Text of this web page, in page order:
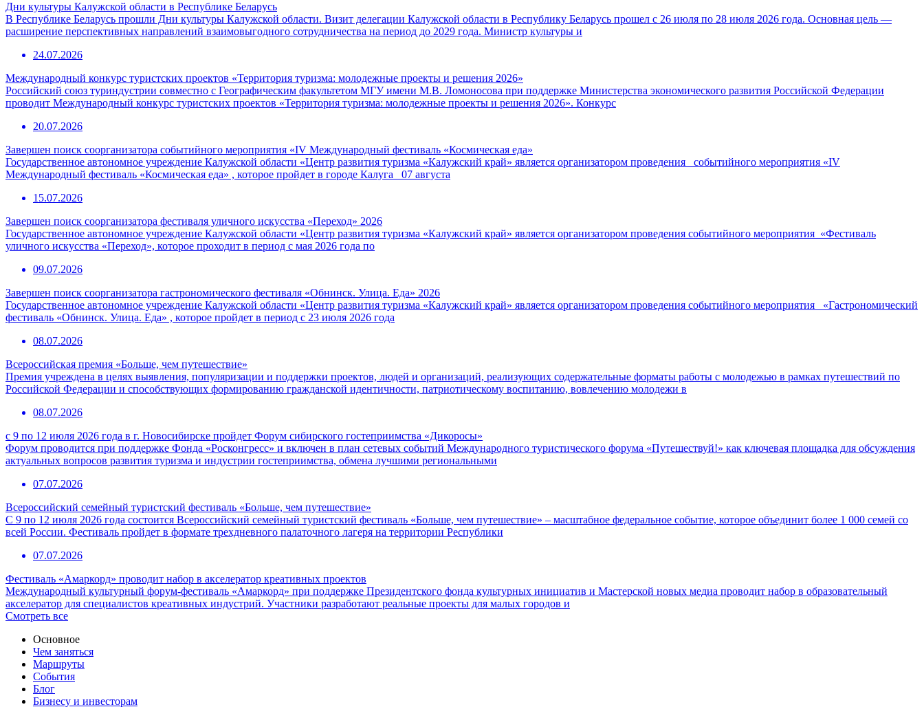
Дни культуры Калужской области в Республике Беларусь
В Республике Беларусь прошли Дни культуры Калужской области. Визит делегации Калужской области в Республику Беларусь прошел с 26 июля по 28 июля 2026 года. Основная цель —
расширение перспективных направлений взаимовыгодного сотрудничества на период до 2029 года. Министр культуры и
24.07.2026
Международный конкурс туристских проектов «Территория туризма: молодежные проекты и решения 2026»
Российский союз туриндустрии совместно с Географическим факультетом МГУ имени М.В. Ломоносова при поддержке Министерства экономического развития Российской Федерации
проводит Международный конкурс туристских проектов «Территория туризма: молодежные проекты и решения 2026». Конкурс
20.07.2026
Завершен поиск соорганизатора событийного мероприятия «IV Международный фестиваль «Космическая еда»
Государственное автономное учреждение Калужской области «Центр развития туризма «Калужский край» является организатором проведения событийного мероприятия «IV
Международный фестиваль «Космическая еда» , которое пройдет в городе Калуга 07 августа
15.07.2026
Завершен поиск соорганизатора фестиваля уличного искусства «Переход» 2026
Государственное автономное учреждение Калужской области «Центр развития туризма «Калужский край» является организатором проведения событийного мероприятия «Фестиваль
уличного искусства «Переход», которое проходит в период с мая 2026 года по
09.07.2026
Завершен поиск соорганизатора гастрономического фестиваля «Обнинск. Улица. Еда» 2026
Государственное автономное учреждение Калужской области «Центр развития туризма «Калужский край» является организатором проведения событийного мероприятия «Гастрономический
фестиваль «Обнинск. Улица. Еда» , которое пройдет в период с 23 июля 2026 года
08.07.2026
Всероссийская премия «Больше, чем путешествие»
Премия учреждена в целях выявления, популяризации и поддержки проектов, людей и организаций, реализующих содержательные форматы работы с молодежью в рамках путешествий по
Российской Федерации и способствующих формированию гражданской идентичности, патриотическому воспитанию, вовлечению молодежи в
08.07.2026
с 9 по 12 июля 2026 года в г. Новосибирске пройдет Форум сибирского гостеприимства «Дикоросы»
Форум проводится при поддержке Фонда «Росконгресс» и включен в план сетевых событий Международного туристического форума «Путешествуй!» как ключевая площадка для обсуждения
актуальных вопросов развития туризма и индустрии гостеприимства, обмена лучшими региональными
07.07.2026
Всероссийский семейный туристский фестиваль «Больше, чем путешествие»
С 9 по 12 июля 2026 года состоится Всероссийский семейный туристский фестиваль «Больше, чем путешествие» – масштабное федеральное событие, которое объединит более 1 000 семей со
всей России. Фестиваль пройдет в формате трехдневного палаточного лагеря на территории Республики
07.07.2026
Фестиваль «Амаркорд» проводит набор в акселератор креативных проектов
Международный культурный форум-фестиваль «Амаркорд» при поддержке Президентского фонда культурных инициатив и Мастерской новых медиа проводит набор в образовательный
акселератор для специалистов креативных индустрий. Участники разработают реальные проекты для малых городов и
Смотреть все
Основное
Чем заняться
Маршруты
События
Блог
Бизнесу и инвесторам